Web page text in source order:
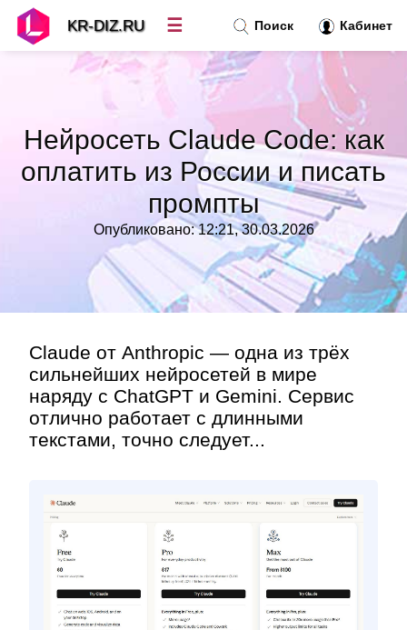
Нейросеть Claude Code: как
оплатить из России и писать
промпты
Опубликовано: 12:21, 30.03.2026
Claude от Anthropic — одна из трёх
сильнейших нейросетей в мире
наряду с ChatGPT и Gemini. Сервис
отлично работает с длинными
текстами, точно следует...
Поиск Кабинет
KR-DIZ.RU ☰
Топ новостей»
»
Контакт»